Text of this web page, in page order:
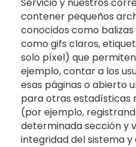
contener pequeños
conocidos como
como gifs claros,
solo píxel) que
ejemplo, contar a los
esas páginas o abierto
para otras estadísticas
(por ejemplo,
determinada sección y
integridad del sistema y